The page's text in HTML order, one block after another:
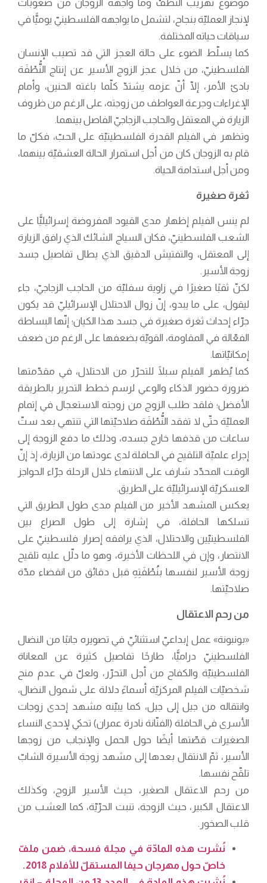
موضوع تهريب النُّطَفْ وما واجهه الزوجان من صعوبات
لإنجاز العمليّة بنجاح، لتشمل ما يواجهه الفلسطينيّ يوميًّا في
سياقات حياته المختلفة.
كما يسلّط الضوء على حالة العجز التي قد تصيب الإنسان
الفلسطينيّ، من خلال عجز الزوج الأسير عن إنتاج النُّطْفَة
بادئ الأمر، إلّا أنّ عزمه يشتدّ كلّما باغته الحنين، وأمام
الإغراءات وجرعة العواطف من زوجته، على الرغم من ظروف
الزيارة في المعتقل والحاجب الزجاجيّ الفاصل بينهما.
وتظهر في الفيلم القدرة الفلسطينيّة على الحبّ، فكلّ ما
قام به الزوجان كان من أجل استمرار الحالة العشقيّة بينهما،
ومن أجل استدامة الحياة.
ثغرة صغيرة
لم ينس الفيلم إظهار مدى القيود المفروضة إسرائيليًّا على
الشعب الفلسطينيّ، فكان السياج الشائك الذي رافق الزيارة
إلى المعتقل، والتفتيش الدقيق الذي يطال تفاصيل جسد
زوجة الأسير.
لكنّ ثقبًا صغيرًا في زاوية سفليّة من الحاجب الزجاجيّ، جاء
ليقول، على ما يبدو، إنّ زوال الاحتلال الإسرائيليّ قد يكون
جرّاء إحداث ثغرة صغيرة في جسد هذا الكيان؛ إنّها البساطة
الفعّالة في المقاومة، القويّة بضعفها على الرغم من ضعف
إمكانيّاتها.
كما يُظهر الفيلم سبلًا للتحرّر من الاحتلال، في مقدّمتها
ضرورة حضور الذكاء والوعي لرسم خطط التحرير بالطريقة
الأفضل؛ فلقد طلب الزوج من زوجته الاستعجال في إتمام
العمليّة حتّى لا تفقد النُّطْفَة صلاحيّتها التي تنتهي بعد ستّ
ساعات من قذفها خارج جسده، وذلك ما دفع الزوجة إلى
إجراء علميّة التلقيح في الحافلة لدى عودتها من الزيارة، إذ إنّ
الوقت المحدّد شارف على الانتهاء خلال الرحلة جرّاء الحواجز
العسكريّة الإسرائيليّة على الطريق.
يعكس المشهد الأخير من الفيلم مدى طول الطريق التي
تسلكها الحافلة، في إشارة إلى طول الصراع بين
الفلسطينيّين والاحتلال، الذي يرافقه إصرار فلسطينيّ على
الانتصار، وإن في اللحظات الأخيرة، وهو ما دلّل عليه تلقيح
زوجة الأسير لنفسها بنُطْفَتِهِ قبل دقائق من انقضاء مدّة
صلاحيّتها.
من رحم الاعتقال
«بونبونة» عمل إبداعيّ استثنائيّ في تصويره جانبًا من النضال
الفلسطينيّ دراميًّا، طارحًا تفاصيل كثيرة عن المعاناة
الفلسطينيّة والكفاح من أجل التحرّر، ولعلّ في عدم منح
شخصيّات الفيلم المركزيّة أسماءً دلالة على شمول النضال،
وانتقاله من جيل إلى جيل، كما يبيّنه مشهد إحدى زوجات
الأسرى في الحافلة (الفنّانة نادرة عمران) تحكي لإحدى النساء
الصغيرات قصّتها أيضًا حول الحمل والإنجاب من زوجها
الأسير، ثمّ الانتقال بعدها إلى مشهد زوجة الأسيرة الشابّ
تلقّح نفسها.
من رحم الاعتقال الصغير، حيث الأسير الزوج، وكذلك
الاعتقال الكبير، حيث الزوجة، تنبت الحرّيّة، كما العشب من
قلب الصخور.
نُشرت هذه المادّة في مجلة فسحة، ضمن ملفّ
خاصّ حول مهرجان حيفا المستقلّ للأفلام 2018.